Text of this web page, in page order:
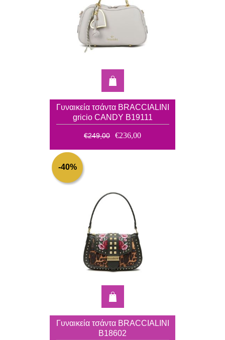
Γυναικεία τσάντα BRACCIALINI
gricio CANDY B19111
€249,00 €236,00
-40%
Γυναικεία τσάντα BRACCIALINI
B18602